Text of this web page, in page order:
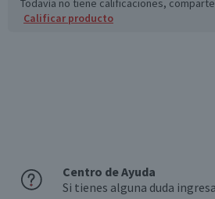
Garantía Proveedor
Válida hasta su fecha de caducidad
Todavía no tiene calificaciones,
Calificar producto
Centro de Ayuda
Si tienes alguna duda